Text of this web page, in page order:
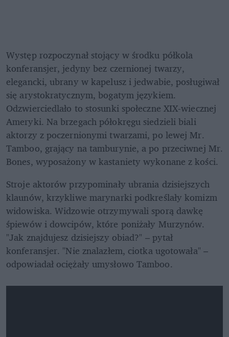
Występ rozpoczynał stojący w środku półkola
konferansjer, jedyny bez czernionej twarzy,
elegancki, ubrany w kapelusz i jedwabie, posługiwał
się arystokratycznym, bogatym językiem.
Odzwierciedlało to stosunki społeczne XIX-wiecznej
Ameryki. Na brzegach półokręgu siedzieli biali
aktorzy z poczernionymi twarzami, po lewej Mr.
Tamboo, grający na tamburynie, a po przeciwnej Mr.
Bones, wyposażony w kastaniety wykonane z kości.
Stroje aktorów przypominały ubrania dzisiejszych
klaunów, krzykliwe marynarki podkreślały komizm
widowiska. Widzowie otrzymywali sporą dawkę
śpiewów i dowcipów, które poniżały Murzynów.
"Jak znajdujesz dzisiejszy obiad?" – pytał
konferansjer. "Nie znalazłem, ciotka ugotowała" –
odpowiadał ociężały umysłowo Tamboo.